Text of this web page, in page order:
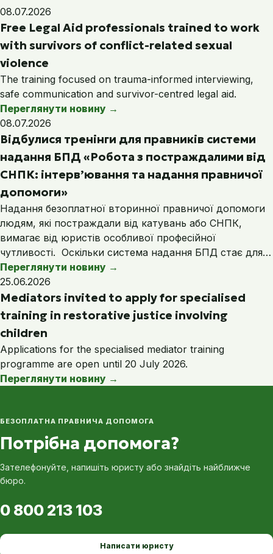
08.07.2026
Free Legal Aid professionals trained to work
with survivors of conflict-related sexual
violence
The training focused on trauma-informed interviewing,
safe communication and survivor-centred legal aid.
Переглянути новину →
08.07.2026
Відбулися тренінги для правників системи
надання БПД «Робота з постраждалими від
СНПК: інтерв’ювання та надання правничої
допомоги»
Надання безоплатної вторинної правничої допомоги
людям, які постраждали від катувань або СНПК,
вимагає від юристів особливої професійної
чутливості. Оскільки система надання БПД стає для…
Переглянути новину →
25.06.2026
Mediators invited to apply for specialised
training in restorative justice involving
children
Applications for the specialised mediator training
programme are open until 20 July 2026.
Переглянути новину →
БЕЗОПЛАТНА ПРАВНИЧА ДОПОМОГА
Потрібна допомога?
Зателефонуйте, напишіть юристу або знайдіть найближче
бюро.
0 800 213 103
Написати юристу